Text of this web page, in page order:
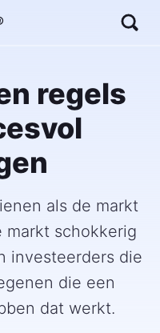
regels
als de markt
markt schokkerig
investeerders die
die een
dat werkt.